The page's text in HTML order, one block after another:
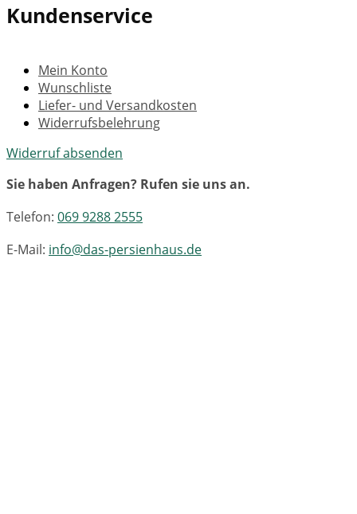
Kundenservice
Mein Konto
Wunschliste
Liefer- und Versandkosten
Widerrufsbelehrung
Widerruf absenden
Sie haben Anfragen? Rufen sie uns an.
Telefon: 069 9288 2555
E-Mail: info@das-persienhaus.de